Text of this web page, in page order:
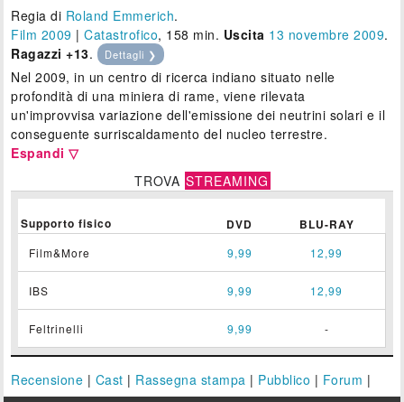
Regia di Roland Emmerich.
Film 2009 |Catastrofico, 158 min. Uscita 13 novembre 2009.
Ragazzi +13. Dettagli ❯
Nel 2009, in un centro di ricerca indiano situato nelle
profondità di una miniera di rame, viene rilevata
un'improvvisa variazione dell'emissione dei neutrini solari e il
conseguente surriscaldamento del nucleo terrestre.
Espandi ▽
TROVA STREAMING
Supporto fisico DVD BLU-RAY
Film&More 9,99 12,99
IBS 9,99 12,99
Feltrinelli 9,99 -
Recensione | Cast | Rassegna stampa | Pubblico | Forum |